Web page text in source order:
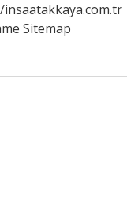
Sitemap